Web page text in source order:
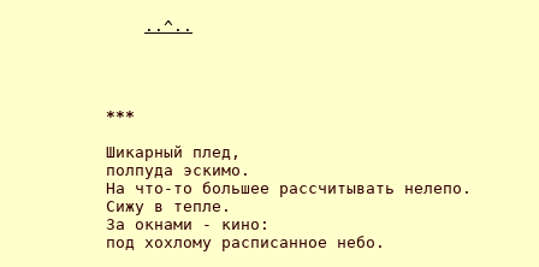
..^..
***
Шикарный плед,
полпуда эскимо.
На что-то большее рассчитывать нелепо.
Сижу в тепле.
За окнами - кино:
под хохлому расписанное небо.